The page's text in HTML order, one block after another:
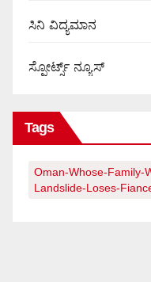
ಸಿನಿ ವಿದ್ಯಮಾನ
ಸ್ಪೋರ್ಟ್ಸ್ ನ್ಯೂಸ್
Tags
Oman-Whose-Family-
Landslide-Loses-